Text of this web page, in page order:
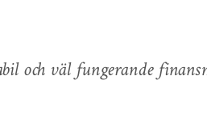
och väl fungerande